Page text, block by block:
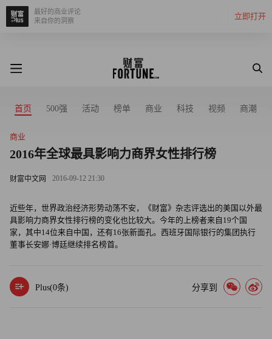
立即打开
最好的商业评论
来自你的洞察
首页 500强 活动 榜单 商业 科技 视频 商潮
商业
2016年全球最具影响力商界女性排行榜
财富中文网 2016-09-12 21:30
近些年，世界政治经济形势动荡不安，《财富》杂志评选出的美国以外最
具影响力商界女性排行榜的变化也比较大。今年的上榜者来自19个国
家，其中14位来自中国，还有16张新面孔。西班牙国际银行的集团执行
董事长安娜·博廷继续排名榜首。
Plus(0条) 分享到